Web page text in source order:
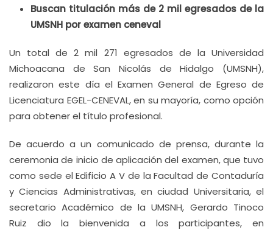
Buscan titulación más de 2 mil egresados de la
UMSNH por examen ceneval
Un total de 2 mil 271 egresados de la Universidad
Michoacana de San Nicolás de Hidalgo (UMSNH),
realizaron este día el Examen General de Egreso de
Licenciatura EGEL-CENEVAL, en su mayoría, como opción
para obtener el título profesional.
De acuerdo a un comunicado de prensa, durante la
ceremonia de inicio de aplicación del examen, que tuvo
como sede el Edificio A V de la Facultad de Contaduría
y Ciencias Administrativas, en ciudad Universitaria, el
secretario Académico de la UMSNH, Gerardo Tinoco
Ruiz dio la bienvenida a los participantes, en